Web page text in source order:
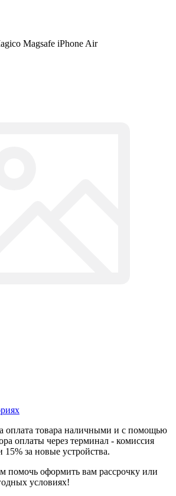
Magsafe iPhone Air
оплата товара наличными и с помощью
оплаты через терминал - комиссия
15% за новые устройства.
помочь оформить вам рассрочку или
условиях!